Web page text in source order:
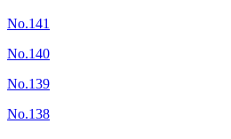
No.141
No.140
No.139
No.138